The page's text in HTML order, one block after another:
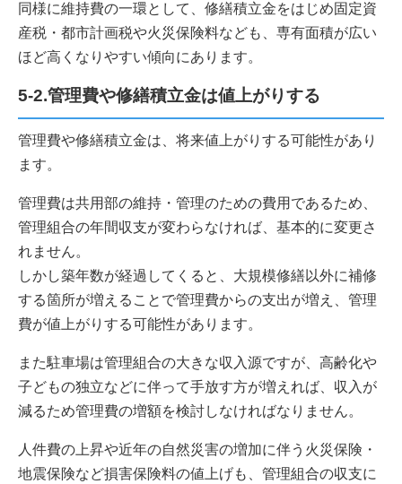
同様に維持費の一環として、修繕積立金をはじめ固定資
産税・都市計画税や火災保険料なども、専有面積が広い
ほど高くなりやすい傾向にあります。
5-2.管理費や修繕積立金は値上がりする
管理費や修繕積立金は、将来値上がりする可能性があり
ます。
管理費は共用部の維持・管理のための費用であるため、
管理組合の年間収支が変わらなければ、基本的に変更さ
れません。
しかし築年数が経過してくると、大規模修繕以外に補修
する箇所が増えることで管理費からの支出が増え、管理
費が値上がりする可能性があります。
また駐車場は管理組合の大きな収入源ですが、高齢化や
子どもの独立などに伴って手放す方が増えれば、収入が
減るため管理費の増額を検討しなければなりません。
人件費の上昇や近年の自然災害の増加に伴う火災保険・
地震保険など損害保険料の値上げも、管理組合の収支に